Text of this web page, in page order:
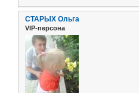
СТАРЫХ Ольга
VIP-персона